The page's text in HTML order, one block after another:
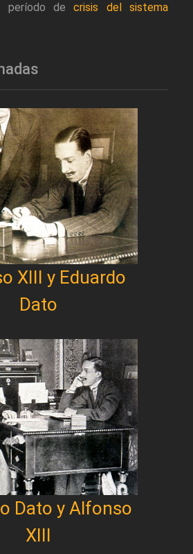
período decrisis del sistema
XIII y Eduardo
Dato
Dato y Alfonso
XIII